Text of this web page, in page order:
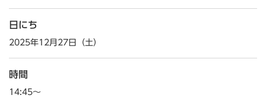
日にち
2025年12月27日（土）
時間
14:45～